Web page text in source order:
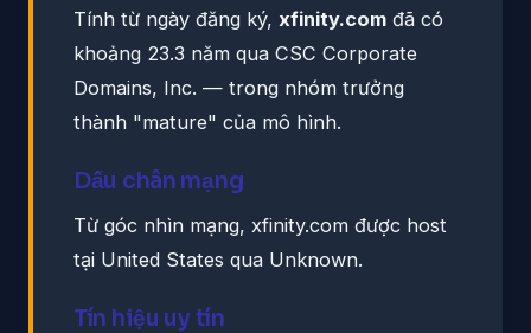
Tính từ ngày đăng ký, xfinity.com đã có
khoảng 23.3 năm qua CSC Corporate
Domains, Inc. — trong nhóm trưởng
thành "mature" của mô hình.
Dấu chân mạng
Từ góc nhìn mạng, xfinity.com được host
tại United States qua Unknown.
Tín hiệu uy tín